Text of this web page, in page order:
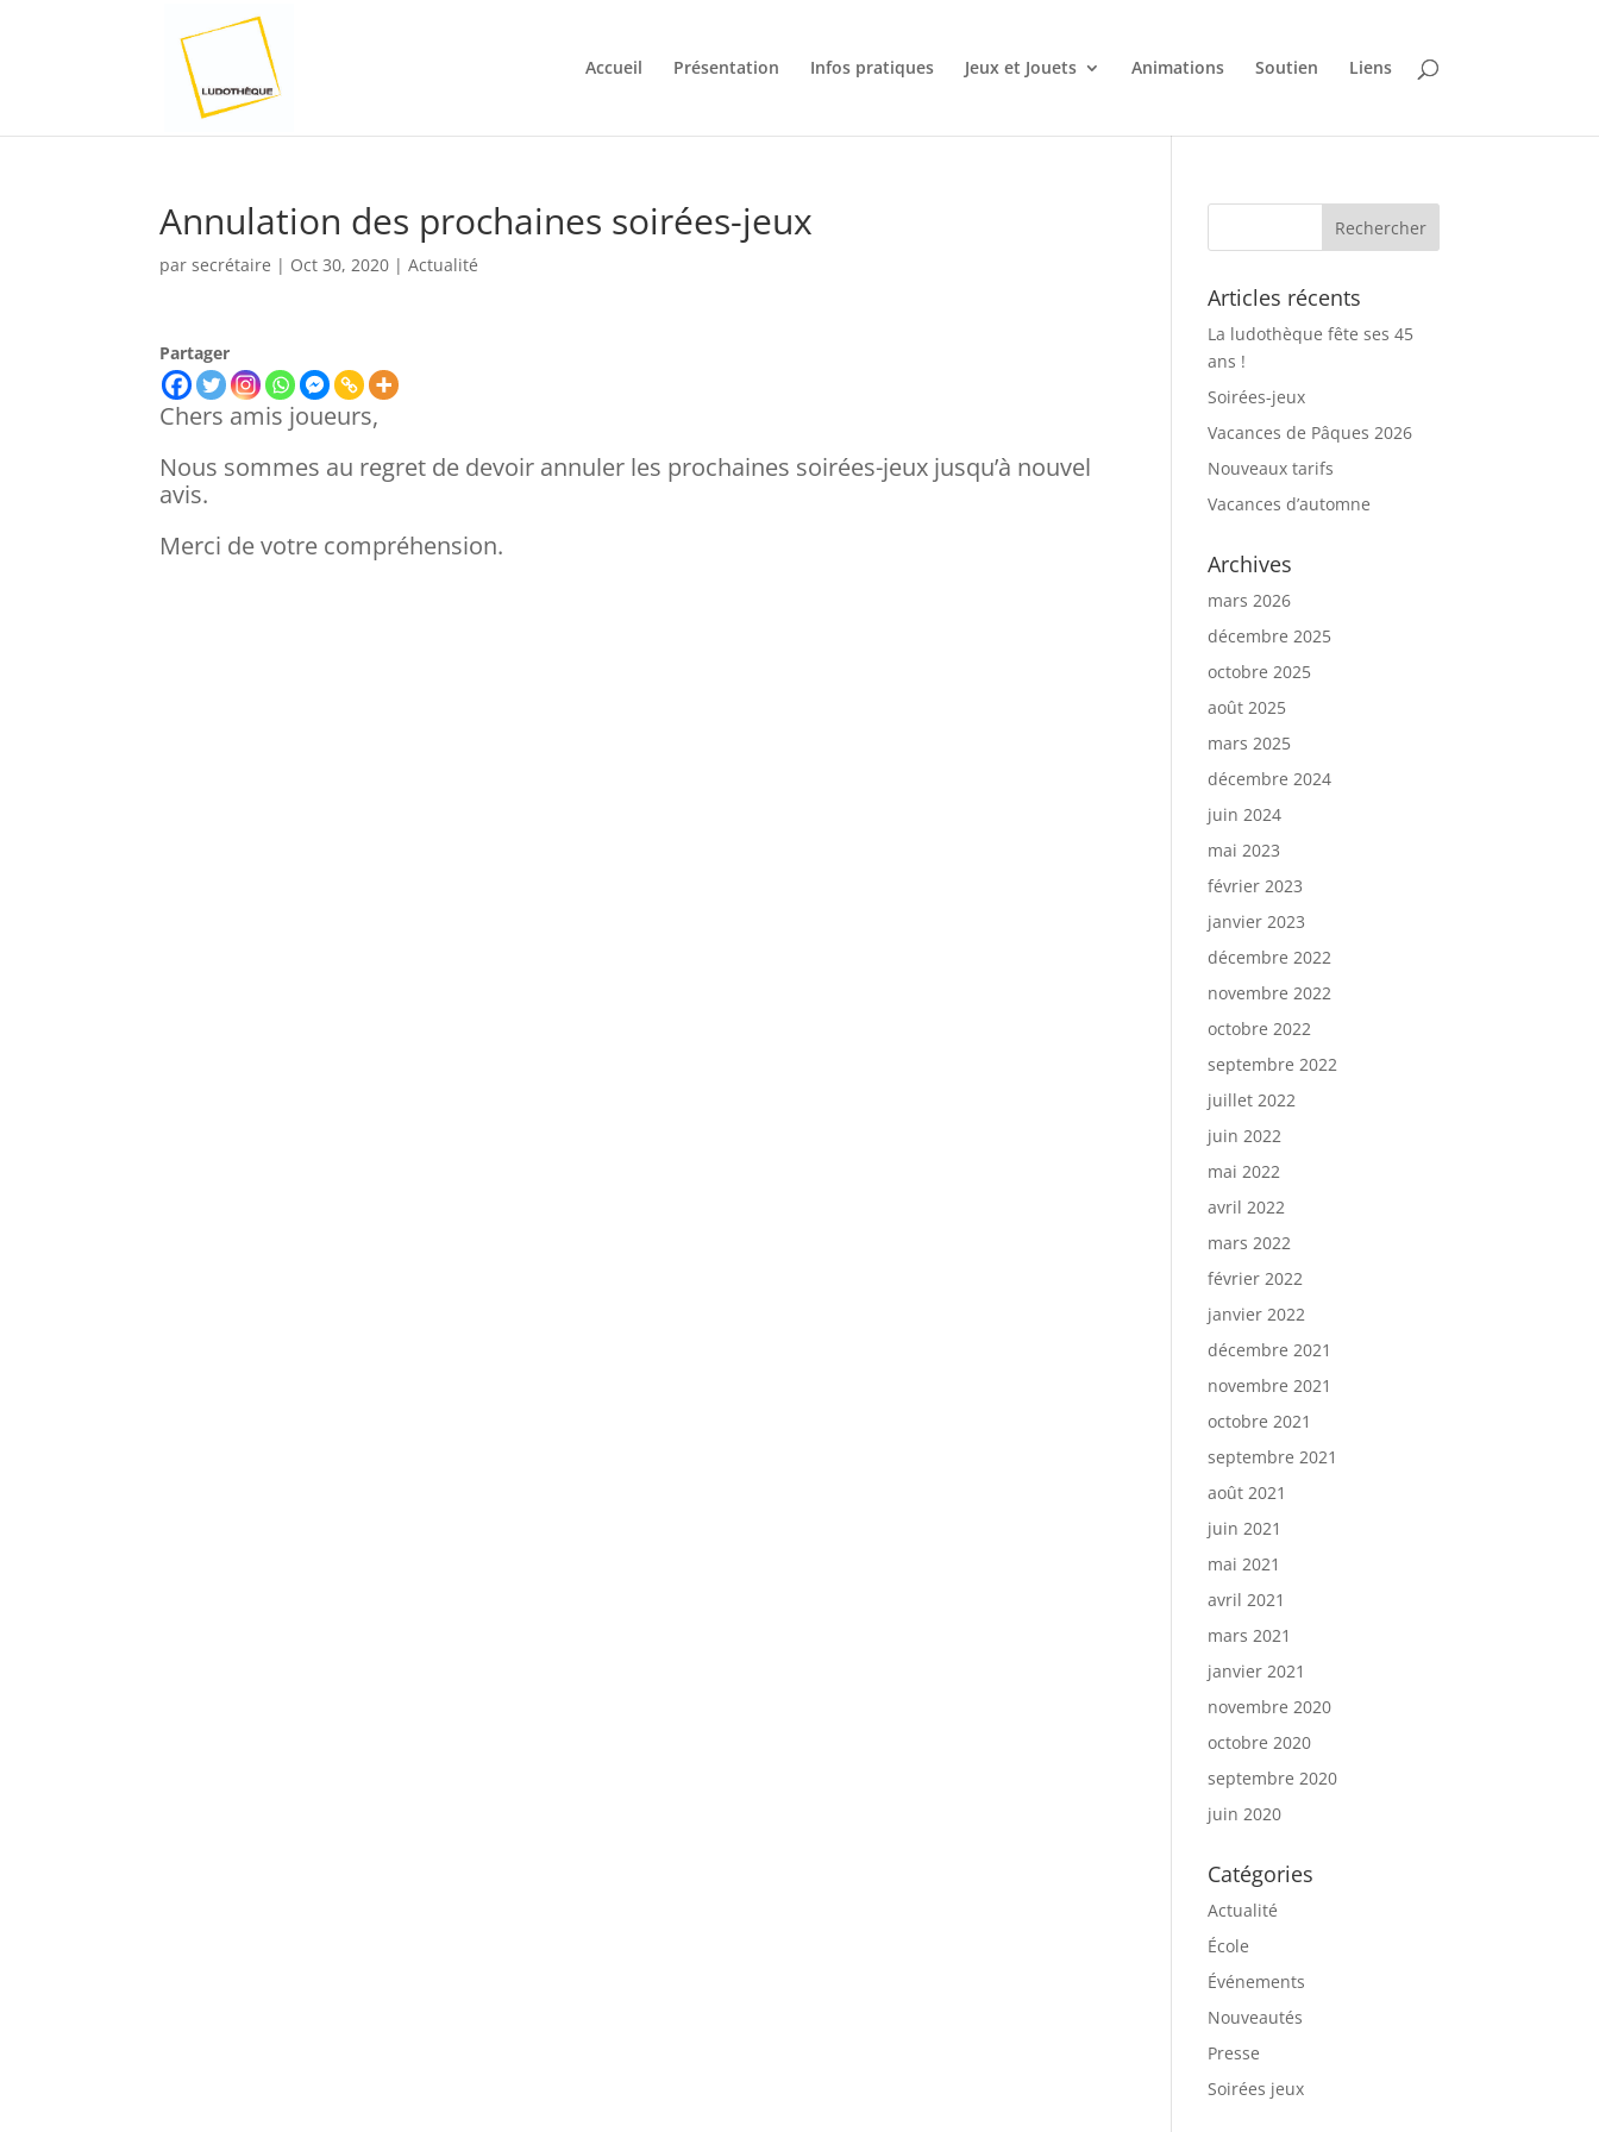
Accueil Présentation Infos pratiques Jeux et Jouets Animations Soutien Liens
Annulation des prochaines soirées-jeux
parsecrétaire | Oct 30, 2020 |Actualité
Partager
Chers amis joueurs,
Nous sommes au regret de devoir annuler les prochaines soirées-jeux jusqu’à nouvel
avis.
Merci de votre compréhension.
Articles récents
La ludothèque fête ses 45
ans !
Soirées-jeux
Vacances de Pâques 2026
Nouveaux tarifs
Vacances d’automne
Archives
mars 2026
décembre 2025
octobre 2025
août 2025
mars 2025
décembre 2024
juin 2024
mai 2023
février 2023
janvier 2023
décembre 2022
novembre 2022
octobre 2022
septembre 2022
juillet 2022
juin 2022
mai 2022
avril 2022
mars 2022
février 2022
janvier 2022
décembre 2021
novembre 2021
octobre 2021
septembre 2021
août 2021
juin 2021
mai 2021
avril 2021
mars 2021
janvier 2021
novembre 2020
octobre 2020
septembre 2020
juin 2020
Catégories
Actualité
École
Événements
Nouveautés
Presse
Soirées jeux